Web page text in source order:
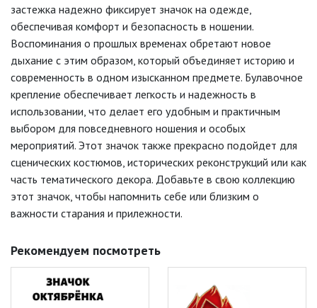
застежка надежно фиксирует значок на одежде,
обеспечивая комфорт и безопасность в ношении.
Воспоминания о прошлых временах обретают новое
дыхание с этим образом, который объединяет историю и
современность в одном изысканном предмете. Булавочное
крепление обеспечивает легкость и надежность в
использовании, что делает его удобным и практичным
выбором для повседневного ношения и особых
мероприятий. Этот значок также прекрасно подойдет для
сценических костюмов, исторических реконструкций или как
часть тематического декора. Добавьте в свою коллекцию
этот значок, чтобы напомнить себе или близким о
важности старания и прилежности.
Рекомендуем посмотреть